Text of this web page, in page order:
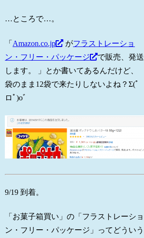
…ところで…。
「 Amazon.co.jp がフラストレーショ
ン・フリー・パッケージ
で販売、発送
します。 」とか書いてあるんだけど、
袋のまま12袋で来たりしないよね？Σ(ﾟ
ロﾟ)oﾞ
9/19 到着。
「お菓子箱買い」の「フラストレーショ
ン・フリー・パッケージ」ってどういう